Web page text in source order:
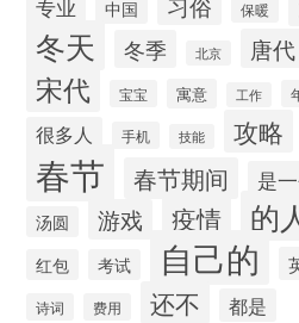
专业 中国 保暖
冬天 冬季 北京 唐代
宋代 宝宝 寓意 工作
很多人 手机 技能 攻略
春节 春节期间 是
汤圆 游戏 疫情 的
红包 考试 自己的
诗词 费用 还不 都是